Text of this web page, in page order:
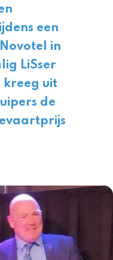
een
in
LiSser
kreeg uit
de